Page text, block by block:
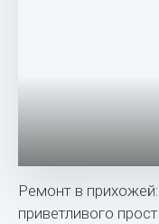
Ремонт в
приветливого